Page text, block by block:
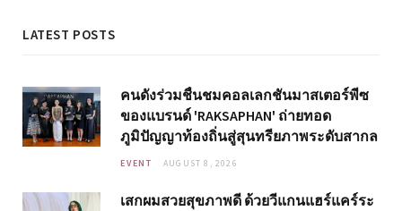
LATEST POSTS
คนดังร่วมชื่นชมคอลเลกชันมาสเตอร์พีซ
ของแบรนด์ 'RAKSAPHAN' ถ่ายทอด
ภูมิปัญญาท้องถิ่นสู่สุนทรียภาพระดับสากล
EVENT AUGUST 8, 2026
เสกผมสวยสุขภาพดี ด้วยวีแกนแฮร์แคร์ระ